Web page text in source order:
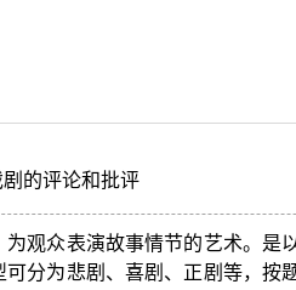
剧的评论和批评
为观众表演故事情节的艺术。是
可分为悲剧、喜剧、正剧等，按